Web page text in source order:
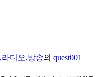
라디오,방송의 quest001